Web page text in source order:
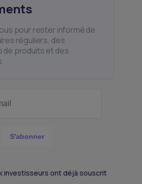
pour rester informé de
réguliers, des
de produits et des
S'abonner
investisseurs ont déjà souscrit